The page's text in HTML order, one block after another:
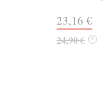
23,16 €
24,90 € ?